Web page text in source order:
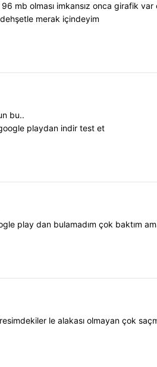
mb olması imkansız onca girafik
merak içindeyim
bu..
playdan indir test et
play dan bulamadım çok baktım
le alakası olmayan çok